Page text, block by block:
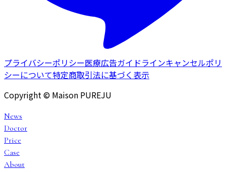
プライバシーポリシー医療広告ガイドラインキャンセルポリ
シーについて特定商取引法に基づく表示
Copyright © Maison PUREJU
News
Doctor
Price
Case
About